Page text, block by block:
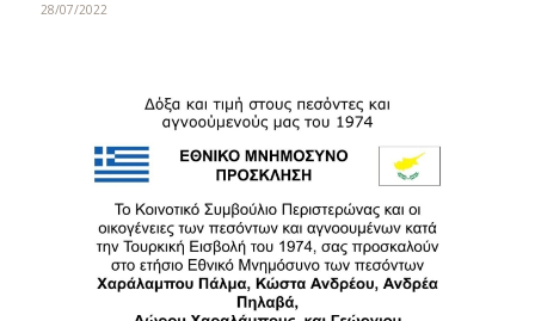
28/07/2022